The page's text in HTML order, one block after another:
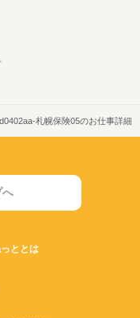
札幌保険05のお仕事詳細
へ
ととは